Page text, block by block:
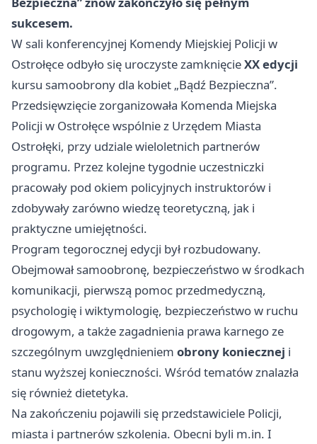
sukcesem.
W sali konferencyjnej Komendy Miejskiej Policji w
Ostrołęce odbyło się uroczyste zamknięcieXX edycji
kursu samoobrony dla kobiet „Bądź Bezpieczna”.
Przedsięwzięcie zorganizowała Komenda Miejska
Policji w Ostrołęce wspólnie z Urzędem Miasta
Ostrołęki, przy udziale wieloletnich partnerów
programu. Przez kolejne tygodnie uczestniczki
pracowały pod okiem policyjnych instruktorów i
zdobywały zarówno wiedzę teoretyczną, jak i
praktyczne umiejętności.
Program tegorocznej edycji był rozbudowany.
Obejmował samoobronę, bezpieczeństwo w środkach
komunikacji, pierwszą pomoc przedmedyczną,
psychologię i wiktymologię, bezpieczeństwo w ruchu
drogowym, a także zagadnienia prawa karnego ze
szczególnym uwzględnieniem obrony koniecznej i
stanu wyższej konieczności. Wśród tematów znalazła
się również dietetyka.
Na zakończeniu pojawili się przedstawiciele Policji,
miasta i partnerów szkolenia. Obecni byli m.in. I